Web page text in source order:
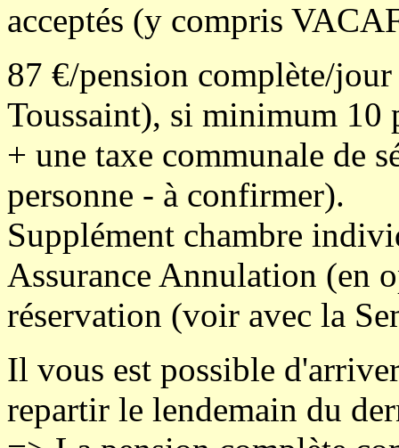
acceptés (y compris
87 €/pension complète/
Toussaint), si minimum 10
+ une taxe communale de
personne - à confirmer).
Supplément chambre
Assurance Annulation (en
réservation (voir avec la
Il vous est possible
repartir le lendemain du